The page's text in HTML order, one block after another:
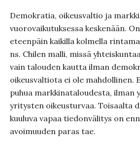
Demokratia, oikeusvaltio ja
vuorovaikutuksessa keskenään.
eteenpäin kaikilla kolmella
ns. Chilen malli, missä
vain talouden kautta ilman
oikeusvaltiota ei ole mahdollinen.
puhua markkinataloudesta, ilman
yritysten oikeusturvaa. Toisaalta
kuuluva vapaa tiedonvälitys on
avoimuuden paras tae.